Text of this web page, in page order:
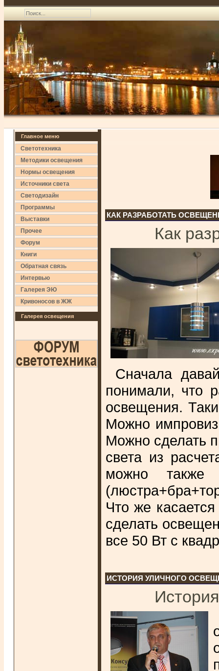
Главное меню
Светотехника
Методики освещения
Нормы освещения
Источники света
Светодизайн
Программы
Выставки
Прочее
Форум
Книги
Обратная связь
Интервью
Галерея ЭЮ
Кривоносов в ЖЖ
Галерея освещения
КАК РАЗРАБОТАТЬ
Как
Сначала
понимали, что
освещения.
Можно
Можно сделать
света из
можно также
Что же
сделать
все 50 Вт с
ИСТОРИЯ УЛИЧНОГО